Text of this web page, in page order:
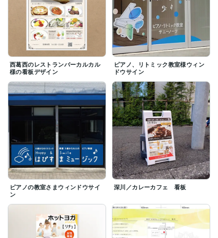
西葛西のレストランバーカルカル
様の看板デザイン
ピアノ、リトミック教室様ウィン
ドウサイン
ピアノの教室さまウィンドウサイ
ン
深川／カレーカフェ 看板